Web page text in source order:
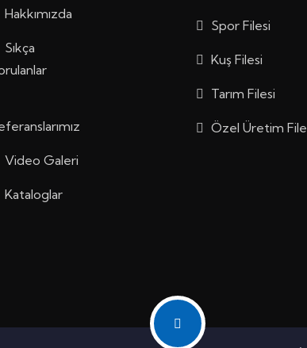
Hakkımızda
Sıkça
Video Galeri
Kataloglar
Spor Filesi
Kuş Filesi
Tarım Filesi
Özel Üretim File